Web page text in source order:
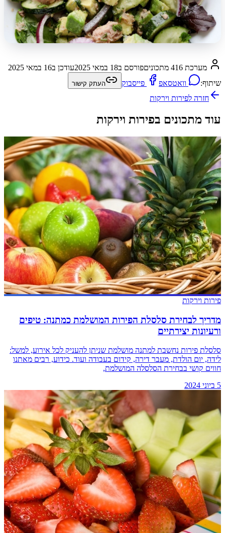
מערכת 416 מתכונים פורסם ב18 במאי 2025 עודכן ב16 במאי 2025
שיתוף:
וואטסאפ פייסבוק העתק קישור
חזרה לפירות וירקות
עוד מתכונים בפירות וירקות
פירות וירקות
מדריך לבחירת סלסלת הפירות המושלמת כמתנה: טיפים
ורעיונות יצירתיים
סלסלת פירות נחשבת למתנה מושלמת שניתן להעניק לכל אירוע, למשל:
לידה, יום הולדת, מעבר דירה, קידום בעבודה ועוד. כידוע, רבים מאתנו
חווים קושי בבחירת הסלסלה המושלמת,
5 ביוני 2024